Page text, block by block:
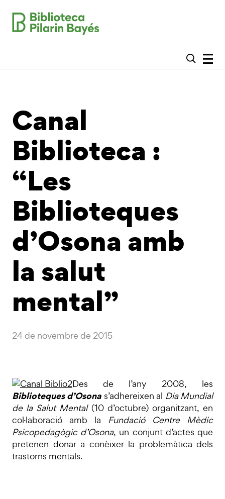
Canal
Biblioteca :
“Les
Biblioteques
d’Osona amb
la salut
mental”
24 de novembre de 2015
Des de l’any 2008, les
Biblioteques d’Osona s’adhereixen al Dia Mundial
de la Salut Mental(10 d’octubre) organitzant, en
col·laboració amb la Fundació Centre Mèdic
Psicopedagògic d’Osona, un conjunt d’actes que
pretenen donar a conèixer la problemàtica dels
trastorns mentals.